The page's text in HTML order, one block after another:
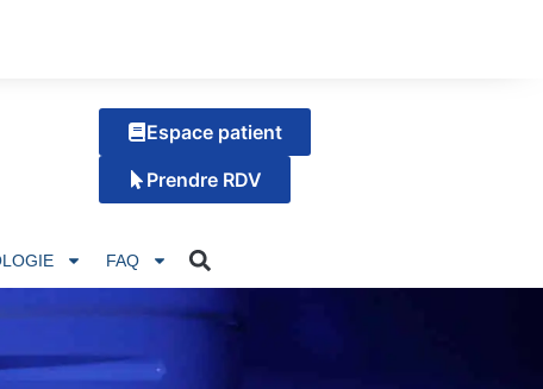
Espace patient
Prendre RDV
FAQ